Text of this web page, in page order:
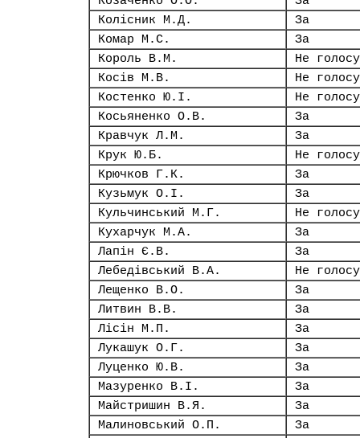
Колісник М.Д.
За
Комар М.С.
За
Король В.М.
Не
Косів М.В.
Не
Костенко Ю.І.
Не
Косьяненко О.В.
За
Кравчук Л.М.
За
Крук Ю.Б.
Не
Крючков Г.К.
За
Кузьмук О.І.
За
Кульчинський М.Г.
Не
Кухарчук М.А.
За
Лапін Є.В.
За
Лебедівський В.А.
Не
Лещенко В.О.
За
Литвин В.В.
За
Лісін М.П.
За
Лукашук О.Г.
За
Луценко Ю.В.
За
Мазуренко В.І.
За
Майстришин В.Я.
За
Малиновський О.П.
За